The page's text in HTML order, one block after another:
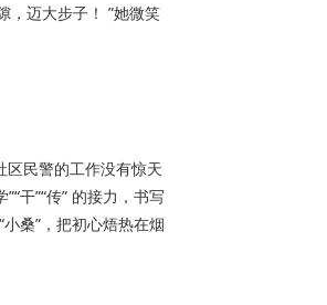
，迈大步子！ ”她微笑
民警的工作没有惊天
干”“传” 的接力，书写
桑”，把初心焐热在烟